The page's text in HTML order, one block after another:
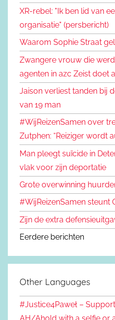
XR-rebel: "Ik ben lid van
organisatie" (persbericht)
Waarom Sophie Straat
Zwangere vrouw die
agenten in azc Zeist doet
Jaison verliest tanden bij
van 19 man
#WijReizenSamen over
Zutphen: “Reiziger wordt
Man pleegt suïcide in
vlak voor zijn deportatie
Grote overwinning
#WijReizenSamen steunt
Zijn de extra
Eerdere berichten
Other Languages
#Justice4Paweł –